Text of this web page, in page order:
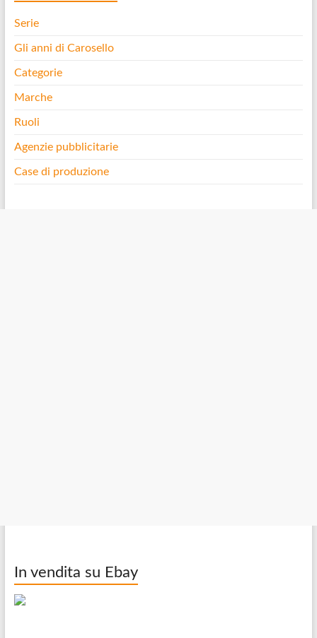
Serie
Gli anni di Carosello
Categorie
Marche
Ruoli
Agenzie pubblicitarie
Case di produzione
In vendita su Ebay